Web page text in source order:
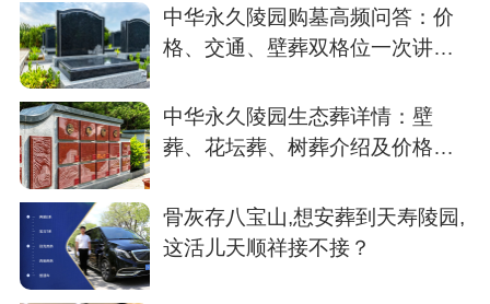
中华永久陵园购墓高频问答：价
格、交通、壁葬双格位一次讲清
中华永久陵园生态葬详情：壁
葬、花坛葬、树葬介绍及价格参
骨灰存八宝山,想安葬到天寿陵园,
这活儿天顺祥接不接？